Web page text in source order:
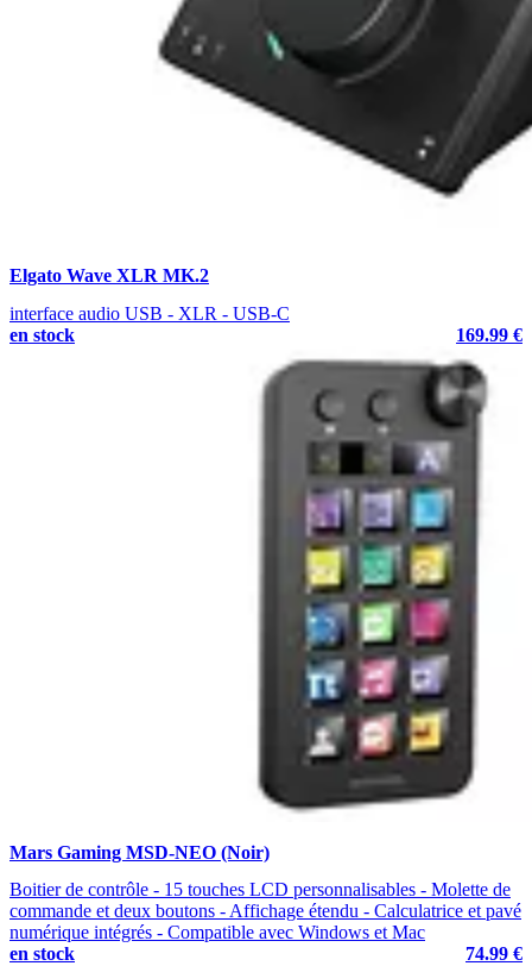
Elgato Wave XLR MK.2
interface audio USB - XLR - USB-C
en stock
169.99 €
Mars Gaming MSD-NEO (Noir)
Boitier de contrôle - 15 touches LCD personnalisables - Molette de
commande et deux boutons - Affichage étendu - Calculatrice et pavé
numérique intégrés - Compatible avec Windows et Mac
en stock
74.99 €